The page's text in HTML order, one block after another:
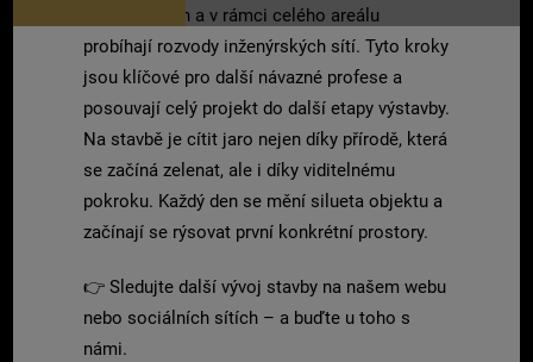
vnitřních stěn a v rámci celého areálu
probíhají rozvody inženýrských sítí. Tyto kroky
jsou klíčové pro další návazné profese a
posouvají celý projekt do další etapy výstavby.
Na stavbě je cítit jaro nejen díky přírodě, která
se začíná zelenat, ale i díky viditelnému
pokroku. Každý den se mění silueta objektu a
začínají se rýsovat první konkrétní prostory.
👉 Sledujte další vývoj stavby na našem webu
nebo sociálních sítích – a buďte u toho s
námi.